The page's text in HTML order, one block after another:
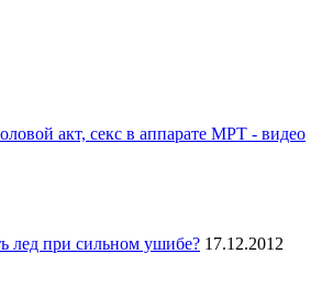
акт, секс в аппарате МРТ - видео
лед при сильном ушибе? 17.12.2012